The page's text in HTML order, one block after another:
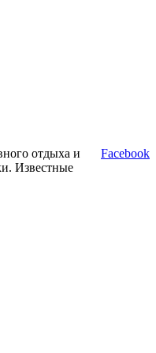
отдыха и
Известные
Facebook